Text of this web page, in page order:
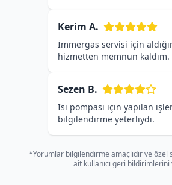
Kerim A.
İmmergas servisi için
hizmetten memnun kaldım.
Sezen B.
Isı pompası için yapılan
bilgilendirme yeterliydi.
*Yorumlar bilgilendirme amaçlıdır ve
ait kullanıcı geri bildirimlerini